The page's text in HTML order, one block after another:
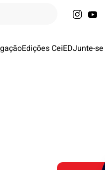
Edições CeiEDJunte-se